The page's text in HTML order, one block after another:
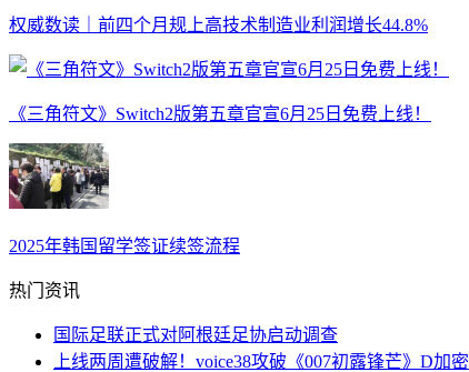
权威数读｜前四个月规上高技术制造业利润增长44.8%
《三角符文》Switch2版第五章官宣6月25日免费上线！
2025年韩国留学签证续签流程
热门资讯
国际足联正式对阿根廷足协启动调查
上线两周遭破解！voice38攻破《007初露锋芒》D加密